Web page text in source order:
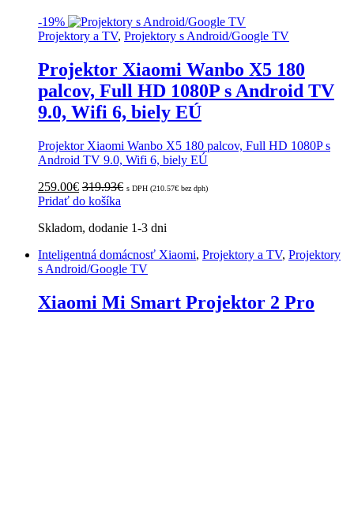
-19%
Projektory a TV, Projektory s Android/Google TV
Projektor Xiaomi Wanbo X5 180
palcov, Full HD 1080P s Android TV
9.0, Wifi 6, biely EÚ
Projektor Xiaomi Wanbo X5 180 palcov, Full HD 1080P s
Android TV 9.0, Wifi 6, biely EÚ
259.00€ 319.93€ s DPH (210.57€ bez dph)
Pridať do košíka
Skladom, dodanie 1-3 dni
Inteligentná domácnosť Xiaomi, Projektory a TV, Projektory
s Android/Google TV
Xiaomi Mi Smart Projektor 2 Pro